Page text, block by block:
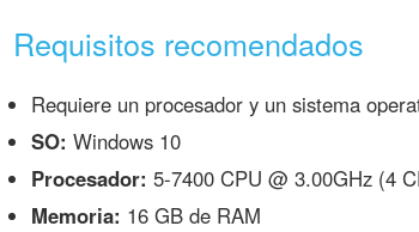
Requisitos recomendados
Requiere un procesador y un sistema
SO: Windows 10
Procesador: 5-7400 CPU @ 3.00GHz (4
Memoria: 16 GB de RAM